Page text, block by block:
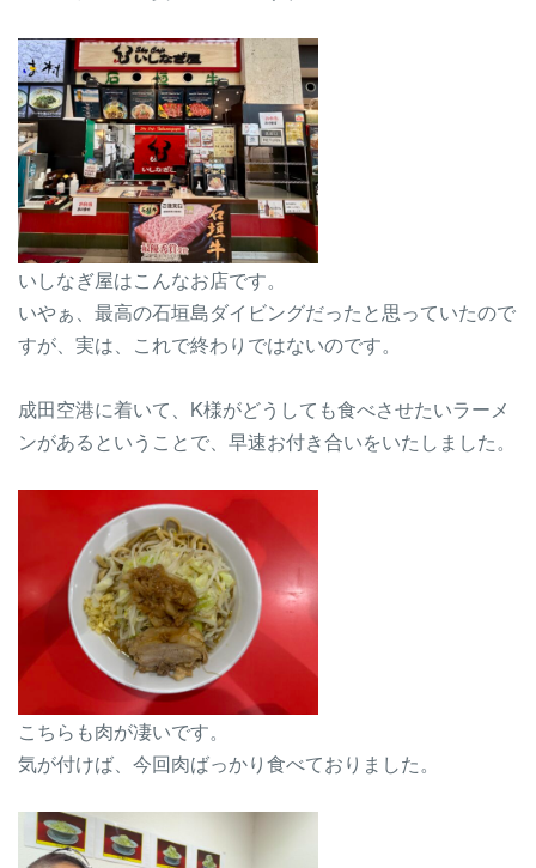
いしなぎ屋はこんなお店です。
いやぁ、最高の石垣島ダイビングだったと思っていたので
すが、実は、これで終わりではないのです。
成田空港に着いて、K様がどうしても食べさせたいラーメ
ンがあるということで、早速お付き合いをいたしました。
こちらも肉が凄いです。
気が付けば、今回肉ばっかり食べておりました。